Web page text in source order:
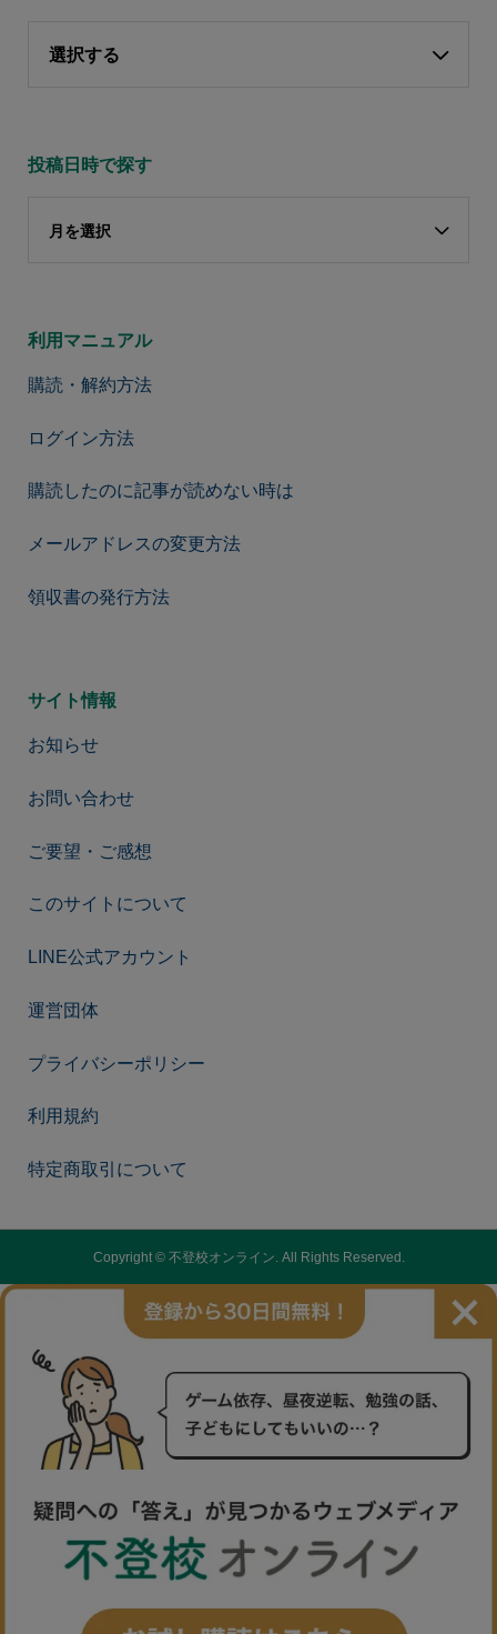
選択する
投稿日時で探す
月を選択
利用マニュアル
購読・解約方法
ログイン方法
購読したのに記事が読めない時は
メールアドレスの変更方法
領収書の発行方法
サイト情報
お知らせ
お問い合わせ
ご要望・ご感想
このサイトについて
LINE公式アカウント
運営団体
プライバシーポリシー
利用規約
特定商取引について
Copyright ©不登校オンライン. All Rights Reserved.